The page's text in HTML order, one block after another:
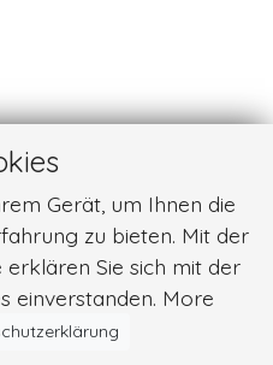
Gerät, um Ihnen die
zu bieten. Mit der
Sie sich mit der
einverstanden. More